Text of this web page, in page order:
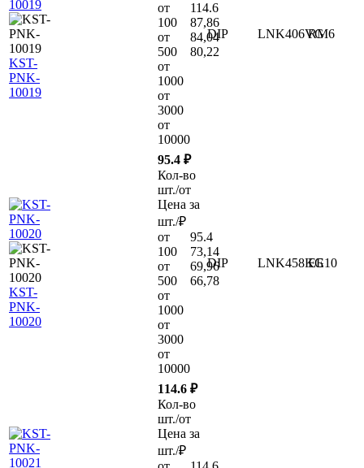
KST-
PNK-
10019
от
100
от
500
от
1000
от
3000
от
10000
114.6
87,86
84,04
80,22
DIP LNK406VG
RM6
KST-
PNK-
10020
95.4 ₽
Кол-во
шт./от
Цена за
шт./₽
от
100
от
500
от
1000
от
3000
от
10000
95.4
73,14
69,96
66,78
DIP LNK458KGЕЕ10
114.6 ₽
Кол-во
шт./от
Цена за
шт./₽